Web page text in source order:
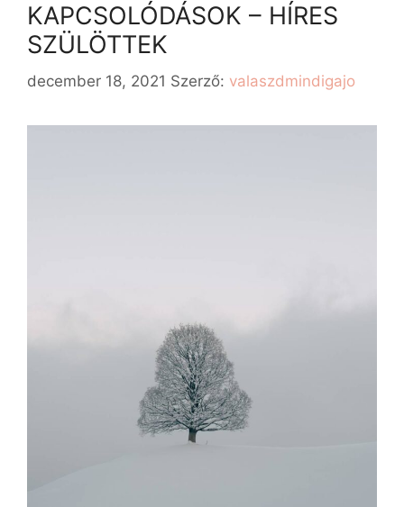
KAPCSOLÓDÁSOK – HÍRES
SZÜLÖTTEK
december 18, 2021 Szerző: valaszdmindigajo